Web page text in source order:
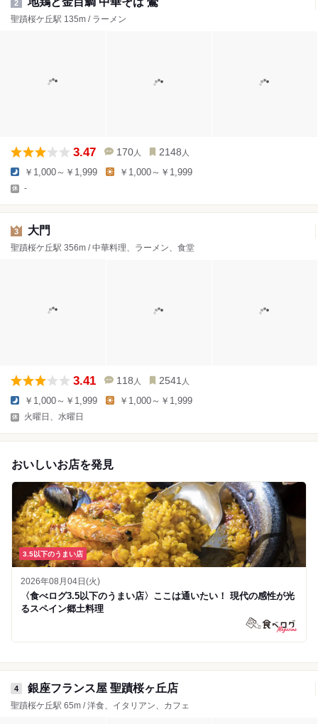
2
聖蹟桜ケ丘駅 135m / ラーメン
3.47 170 人 2148 人
￥1,000～￥1,999 ￥1,000～￥1,999
-
3 大門
聖蹟桜ケ丘駅 356m / 中華料理、ラーメン、食堂
3.41 118 人 2541 人
￥1,000～￥1,999 ￥1,000～￥1,999
火曜日、水曜日
おいしいお店を発見
3.5以下のうまい店
2026年08月04日(火)
〈食べログ3.5以下のうまい店〉ここは通いたい！ 現代の感性が光
るスペイン郷土料理
4 銀座フランス屋 聖蹟桜ヶ丘店
聖蹟桜ケ丘駅 65m / 洋食、イタリアン、カフェ